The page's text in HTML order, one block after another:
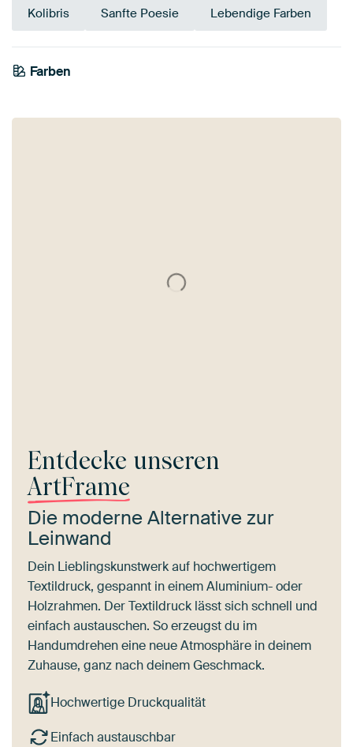
Kolibris Sanfte Poesie Lebendige Farben
Farben
Grün
Smaragdgrün
Early Dew
Entdecke unseren
ArtFrame
Die moderne Alternative zur
Leinwand
Dein Lieblingskunstwerk auf hochwertigem
Textildruck, gespannt in einem Aluminium- oder
Holzrahmen. Der Textildruck lässt sich schnell und
einfach austauschen. So erzeugst du im
Handumdrehen eine neue Atmosphäre in deinem
Zuhause, ganz nach deinem Geschmack.
Hochwertige Druckqualität
Einfach austauschbar